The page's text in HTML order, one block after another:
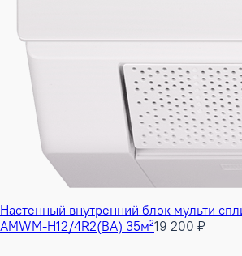
Настенный внутренний блок мульти
AMWM-H12/4R2(BA) 35м²19 200 ₽